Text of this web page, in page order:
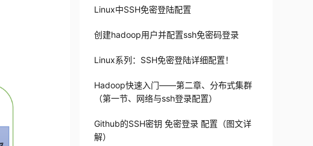
Linux中SSH免密登陆配置
创建hadoop用户并配置ssh免密码登录
Linux系列：SSH免密登陆详细配置！
Hadoop快速入门——第二章、分布式集群
（第一节、网络与ssh登录配置）
Github的SSH密钥 免密登录 配置（图文详
解）